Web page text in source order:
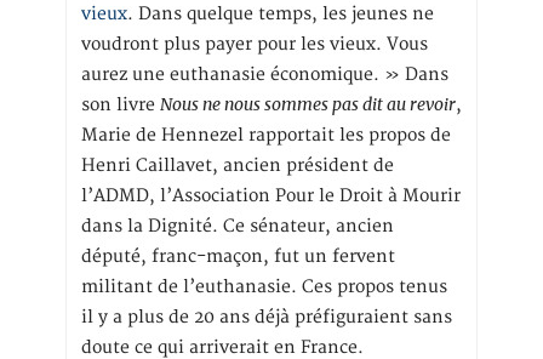
vieux. Dans quelque temps, les jeunes ne
voudront plus payer pour les vieux. Vous
aurez une euthanasie économique. » Dans
son livre Nous ne nous sommes pas dit au revoir,
Marie de Hennezel rapportait les propos de
Henri Caillavet, ancien président de
l’ADMD, l’Association Pour le Droit à Mourir
dans la Dignité. Ce sénateur, ancien
député, franc-maçon, fut un fervent
militant de l’euthanasie. Ces propos tenus
il y a plus de 20 ans déjà préfiguraient sans
doute ce qui arriverait en France.